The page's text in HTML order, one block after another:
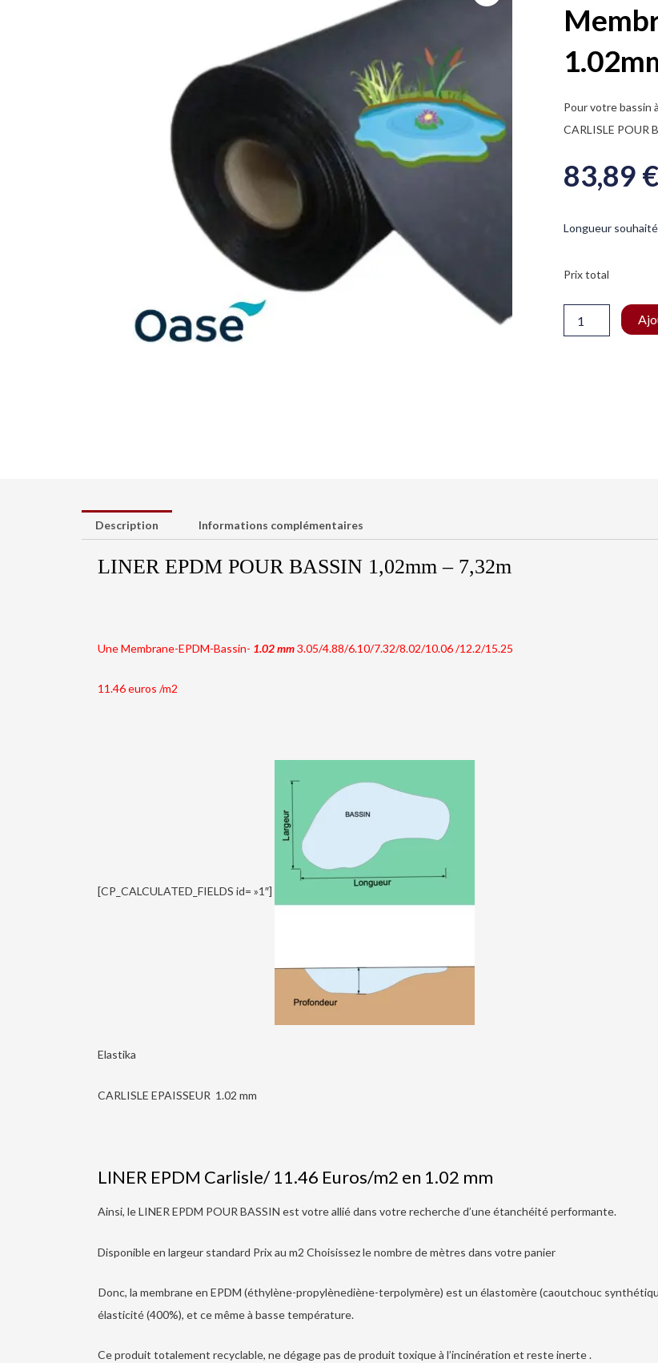
Pour votre bassin
CARLISLE POUR
83,89 €
Longueur
Prix total
de
Bassin
7.32m
Description Informations complémentaires
LINER EPDM POUR BASSIN 1,02mm – 7,32m
Une Membrane-EPDM-Bassin- 1.02mm3.05/4.88/6.10/7.32/8.02/10.06 /12.2/15.25
11.46 euros /m2
[CP_CALCULATED_FIELDS id= »1″]
Elastika
CARLISLE EPAISSEUR 1.02 mm
LINER EPDM Carlisle/ 11.46 Euros/m2 en 1.02 mm
Ainsi, le LINER EPDM POUR BASSIN est votre allié dans votre recherche d’une étanchéité performante.
Disponible en largeur standard Prix au m2 Choisissez le nombre de mètres dans votre panier
Donc, la membrane en EPDM (éthylène-propylènediène-terpolymère) est un élastomère (caoutchouc
élasticité (400%), et ce même à basse température.
Ce produit totalement recyclable, ne dégage pas de produit toxique à l’incinération et reste inerte .